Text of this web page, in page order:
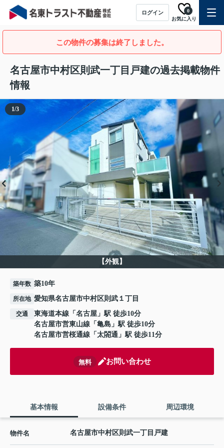
ログイン
お気に入り
0
この物件の募集は終了しました。
名古屋市中村区則武一丁目戸建の過去掲載物件
情報
【外観】
1/3
築年数 築10年
所在地 愛知県名古屋市中村区則武１丁目
交通 東海道本線 「 名古屋 」駅 徒歩10分
名古屋市営東山線 「 亀島 」駅 徒歩10分
名古屋市営桜通線 「 太閤通 」駅 徒歩11分
無料 お問い合わせ
基本情報 設備条件 周辺環境
物件名 名古屋市中村区則武一丁目戸建